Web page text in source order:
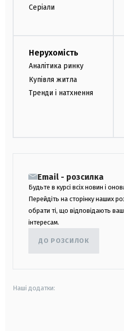
Серіали
Нерухомість
Аналітика ринку
Купівля житла
Тренди і натхнення
Email - розсилка
Будьте в курсі всіх новин і
Перейдіть на сторінку наших
обрати ті, що відповідають
інтересам.
ДО РОЗСИЛОК
Наші додатки: